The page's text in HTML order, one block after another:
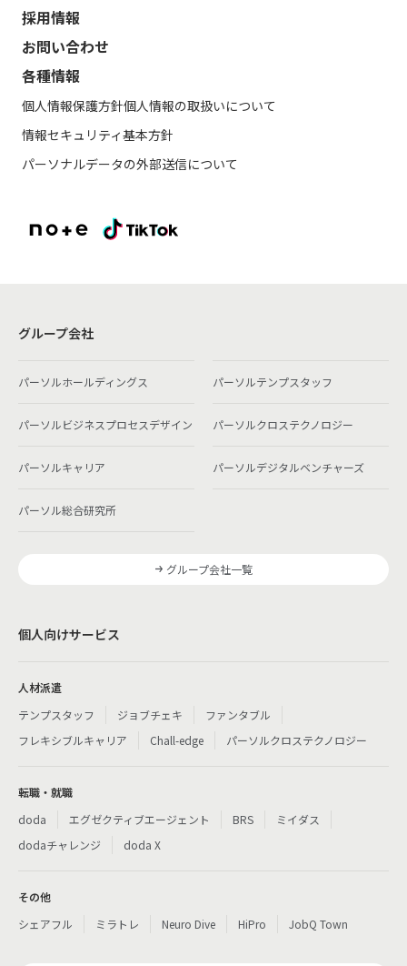
採用情報
お問い合わせ
各種情報
個人情報保護方針個人情報の取扱いについて
情報セキュリティ基本方針
パーソナルデータの外部送信について
グループ会社
パーソルホールディングス パーソルテンプスタッフ
パーソルビジネスプロセスデザイン パーソルクロステクノロジー
パーソルキャリア パーソルデジタルベンチャーズ
パーソル総合研究所
グループ会社一覧
個人向けサービス
人材派遣
テンプスタッフ
ジョブチェキ
ファンタブル
フレキシブルキャリア
Chall-edge パーソルクロステクノロジー
転職・就職
doda
エグゼクティブエージェント BRS
ミイダス
dodaチャレンジ
doda X
その他
シェアフル
ミラトレ Neuro Dive HiPro JobQ Town